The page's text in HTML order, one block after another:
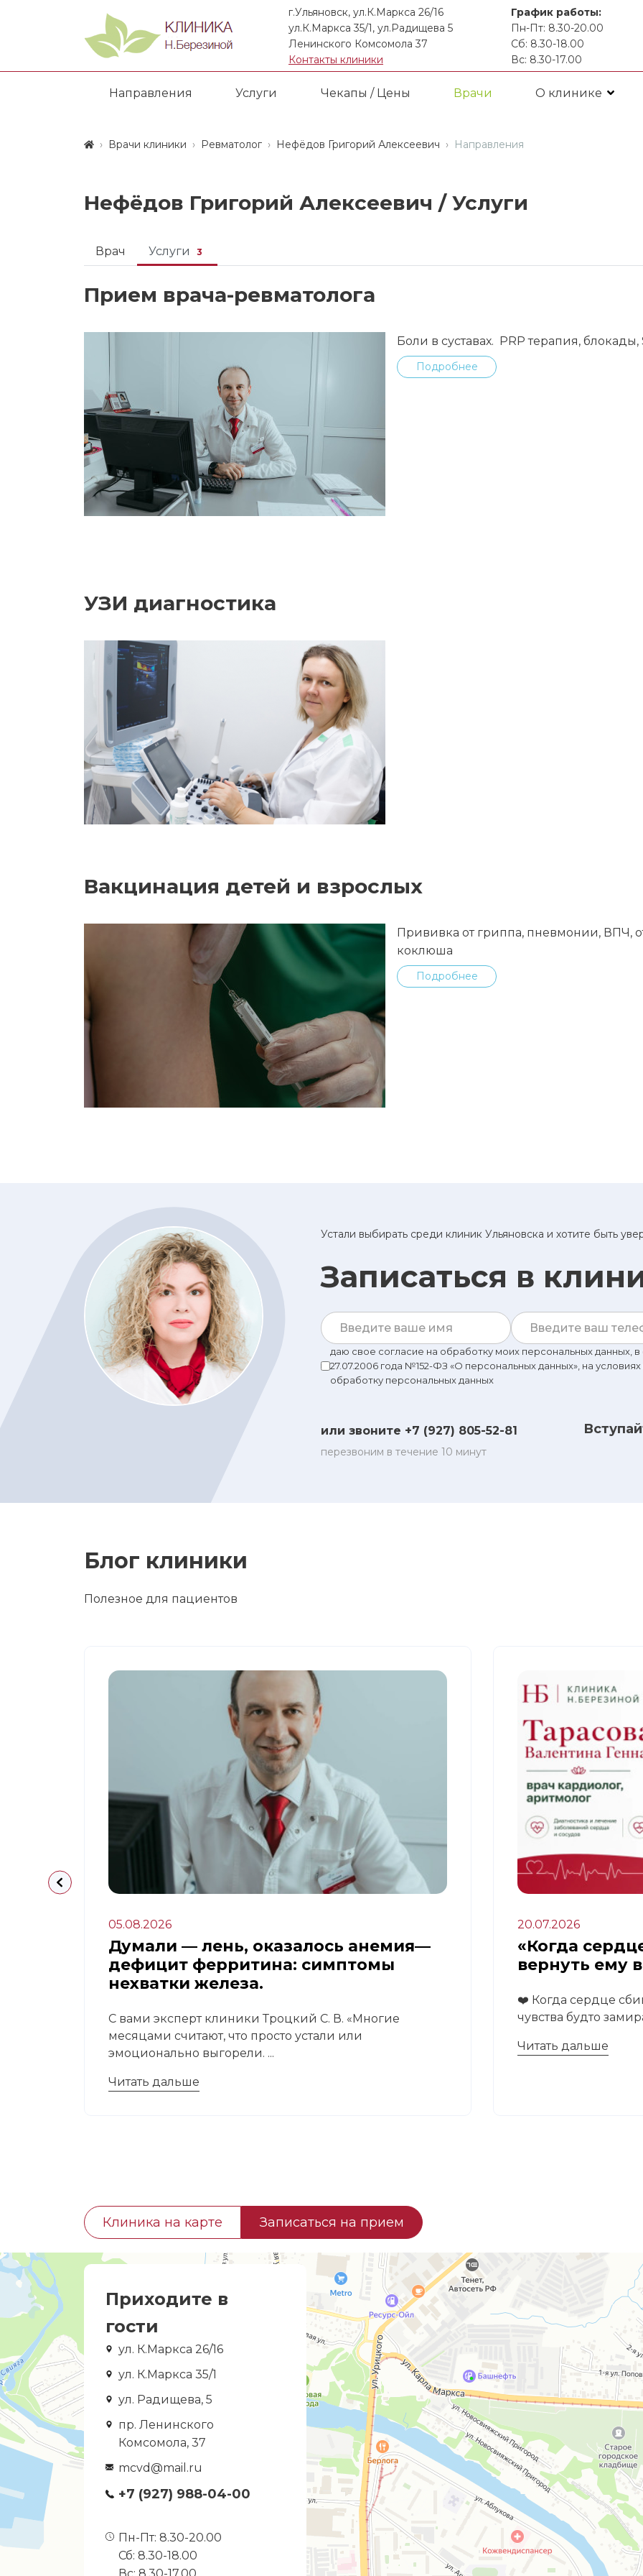
г.Ульяновск, ул.К.Маркса 26/16
ул.К.Маркса 35/1, ул.Радищева 5
Ленинского Комсомола 37
Контакты клиники
График работы:
Пн-Пт: 8.30-20.00
Сб: 8.30-18.00
Вс: 8.30-17.00
Направления Услуги Чекапы / Цены Врачи О клинике
Врачи клиники Ревматолог Нефёдов Григорий Алексеевич Направления
Нефёдов Григорий Алексеевич / Услуги
Врач Услуги 3
Прием врача-ревматолога
Боли в суставах. PRP терапия,
Подробнее
УЗИ диагностика
Вакцинация детей и взрослых
Прививка от гриппа, пневмонии, ВПЧ,
коклюша
Подробнее
Устали выбирать среди клиник Ульяновска и хотите быть
Записаться в
даю свое согласие на обработку моих персональных данных,
27.07.2006 года №152-ФЗ «О персональных данных», на
обработку персональных данных
или звоните +7 (927) 805-52-81
перезвоним в течение 10 минут
Блог клиники
Полезное для пациентов
05.08.2026
Думали — лень, оказалось анемия—
дефицит ферритина: симптомы
нехватки железа.
С вами эксперт клиники Троцкий С. В. «Многие
месяцами считают, что просто устали или
эмоционально выгорели. ...
Читать дальше
20.07.2026
«Когда
вернуть ему
❤️ Когда сердце
чувства будто
Читать дальше
Клиника на карте Записаться на прием
Приходите в
гости
ул. К.Маркса 26/16
ул. К.Маркса 35/1
ул. Радищева, 5
пр. Ленинского
Комсомола, 37
mcvd@mail.ru
+7 (927) 988-04-00
Пн-Пт: 8.30-20.00
Сб: 8.30-18.00